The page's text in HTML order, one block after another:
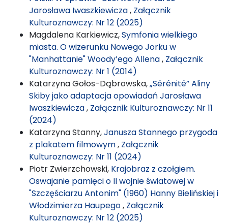
Jarosława Iwaszkiewicza, Załącznik
Kulturoznawczy: Nr 12 (2025)
Magdalena Karkiewicz,Symfonia wielkiego
miasta. O wizerunku Nowego Jorku w
"Manhattanie" Woody’ego Allena, Załącznik
Kulturoznawczy: Nr 1 (2014)
Katarzyna Gołos-Dąbrowska,„Sérénité” Aliny
Skiby jako adaptacja opowiadań Jarosława
Iwaszkiewicza, Załącznik Kulturoznawczy: Nr 11
(2024)
Katarzyna Stanny,Janusza Stannego przygoda
z plakatem filmowym, Załącznik
Kulturoznawczy: Nr 11 (2024)
Piotr Zwierzchowski, Krajobraz z czołgiem.
Oswajanie pamięci o II wojnie światowej w
"Szczęściarzu Antonim" (1960) Hanny Bielińskiej i
Włodzimierza Haupego, Załącznik
Kulturoznawczy: Nr 12 (2025)